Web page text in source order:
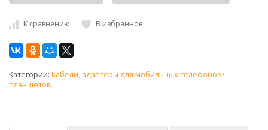
К сравнению В избранное
Категории: Кабели, адаптеры для мобильных телефонов/
планшетов